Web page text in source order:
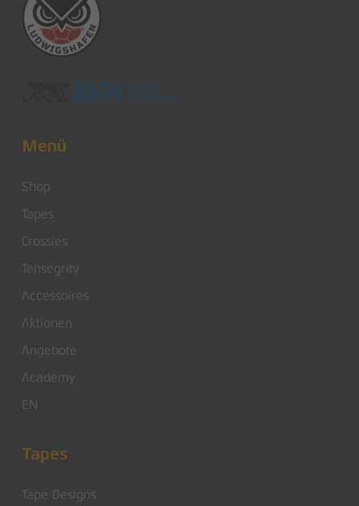
Menü
Shop
Tapes
Crossies
Tensegrity
Accessoires
Aktionen
Angebote
Academy
EN
Tapes
Tape Designs